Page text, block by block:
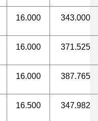
16.000 343.000
16.000 371.525
16.000 387.765
16.500 347.982